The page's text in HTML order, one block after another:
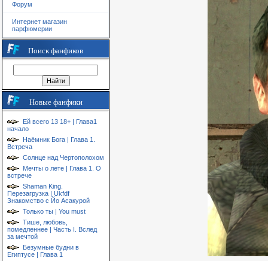
Форум
Интернет магазин
парфюмерии
Поиск фанфиков
Новые фанфики
Ей всего 13 18+ | Глава1
начало
Наёмник Бога | Глава 1.
Встреча
Солнце над Чертополохом
Мечты о лете | Глава 1. О
встрече
Shaman King.
Перезагрузка | Ukfdf
Знакомство с Йо Асакурой
Только ты | You must
Тише, любовь,
помедленнее | Часть I. Вслед
за мечтой
Безумные будни в
Египтусе | Глава 1